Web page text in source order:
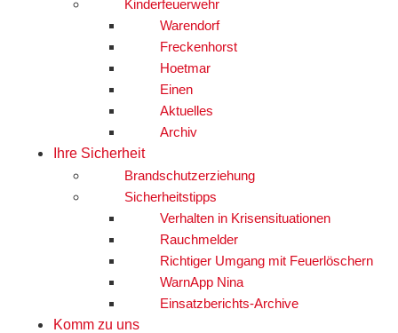
Kinderfeuerwehr
Warendorf
Freckenhorst
Hoetmar
Einen
Aktuelles
Archiv
Ihre Sicherheit
Brandschutzerziehung
Sicherheitstipps
Verhalten in Krisensituationen
Rauchmelder
Richtiger Umgang mit Feuerlöschern
WarnApp Nina
Einsatzberichts-Archive
Komm zu uns